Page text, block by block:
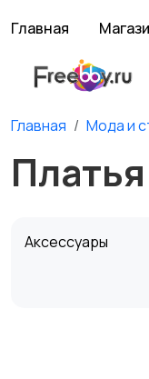
Главная
Главная Мода и
Аксессуары